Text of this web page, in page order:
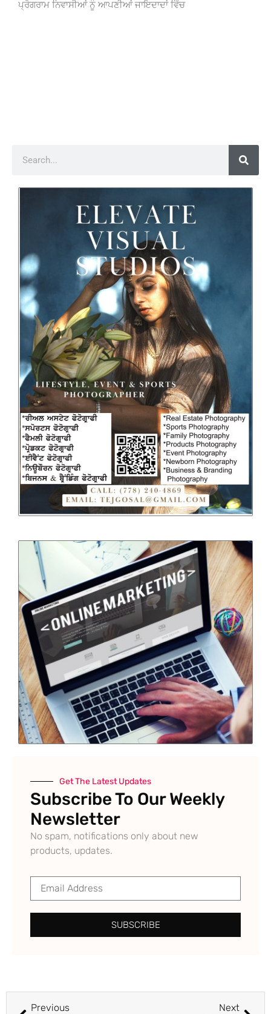
ਪ੍ਰੋਗਰਾਮ ਨਿਵਾਸੀਆਂ ਨੂੰ ਆਪਣੀਆਂ ਜਾਇਦਾਦਾਂ ਵਿੱਚ
Get The Latest Updates
Subscribe To Our Weekly
Newsletter
No spam, notifications only about new
products, updates.
SUBSCRIBE
Previous Next